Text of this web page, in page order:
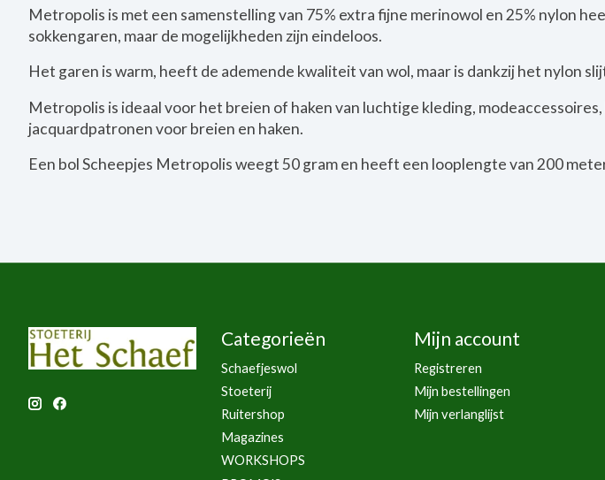
Metropolis is met een samenstelling van 75% extra fijne merinowol en 25% nylon
sokkengaren, maar de mogelijkheden zijn eindeloos.
Het garen is warm, heeft de ademende kwaliteit van wol, maar is dankzij het nylon
Metropolis is ideaal voor het breien of haken van luchtige kleding,
jacquardpatronen voor breien en haken.
Een bol Scheepjes Metropolis weegt 50 gram en heeft een looplengte van 200
Categorieën
Schaefjeswol
Stoeterij
Ruitershop
Magazines
WORKSHOPS
Mijn account
Registreren
Mijn bestellingen
Mijn verlanglijst